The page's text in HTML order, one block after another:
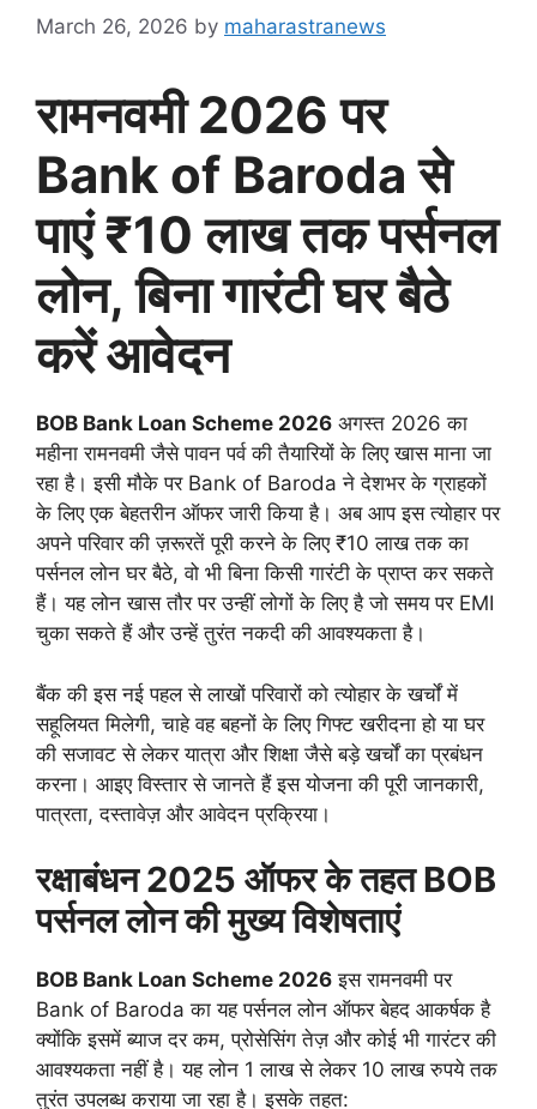
March 26, 2026 by maharastranews
रामनवमी 2026 पर
Bank of Baroda से
पाएं ₹10 लाख तक पर्सनल
लोन, बिना गारंटी घर बैठे
करें आवेदन
BOB Bank Loan Scheme 2026 अगस्त 2026 का
महीना रामनवमी जैसे पावन पर्व की तैयारियों के लिए खास माना जा
रहा है। इसी मौके पर Bank of Baroda ने देशभर के ग्राहकों
के लिए एक बेहतरीन ऑफर जारी किया है। अब आप इस त्योहार पर
अपने परिवार की ज़रूरतें पूरी करने के लिए ₹10 लाख तक का
पर्सनल लोन घर बैठे, वो भी बिना किसी गारंटी के प्राप्त कर सकते
हैं। यह लोन खास तौर पर उन्हीं लोगों के लिए है जो समय पर EMI
चुका सकते हैं और उन्हें तुरंत नकदी की आवश्यकता है।
बैंक की इस नई पहल से लाखों परिवारों को त्योहार के खर्चों में
सहूलियत मिलेगी, चाहे वह बहनों के लिए गिफ्ट खरीदना हो या घर
की सजावट से लेकर यात्रा और शिक्षा जैसे बड़े खर्चों का प्रबंधन
करना। आइए विस्तार से जानते हैं इस योजना की पूरी जानकारी,
पात्रता, दस्तावेज़ और आवेदन प्रक्रिया।
रक्षाबंधन 2025 ऑफर के तहत BOB
पर्सनल लोन की मुख्य विशेषताएं
BOB Bank Loan Scheme 2026 इस रामनवमी पर
Bank of Baroda का यह पर्सनल लोन ऑफर बेहद आकर्षक है
क्योंकि इसमें ब्याज दर कम, प्रोसेसिंग तेज़ और कोई भी गारंटर की
आवश्यकता नहीं है। यह लोन 1 लाख से लेकर 10 लाख रुपये तक
तुरंत उपलब्ध कराया जा रहा है। इसके तहत: